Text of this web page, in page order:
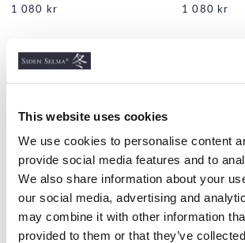
This website uses cookies
We use cookies to personalise content
provide social media features and to
We also share information about your
our social media, advertising and
may combine it with other information
provided to them or that they’ve
1 080 kr 1 080 kr
Liknande produkter